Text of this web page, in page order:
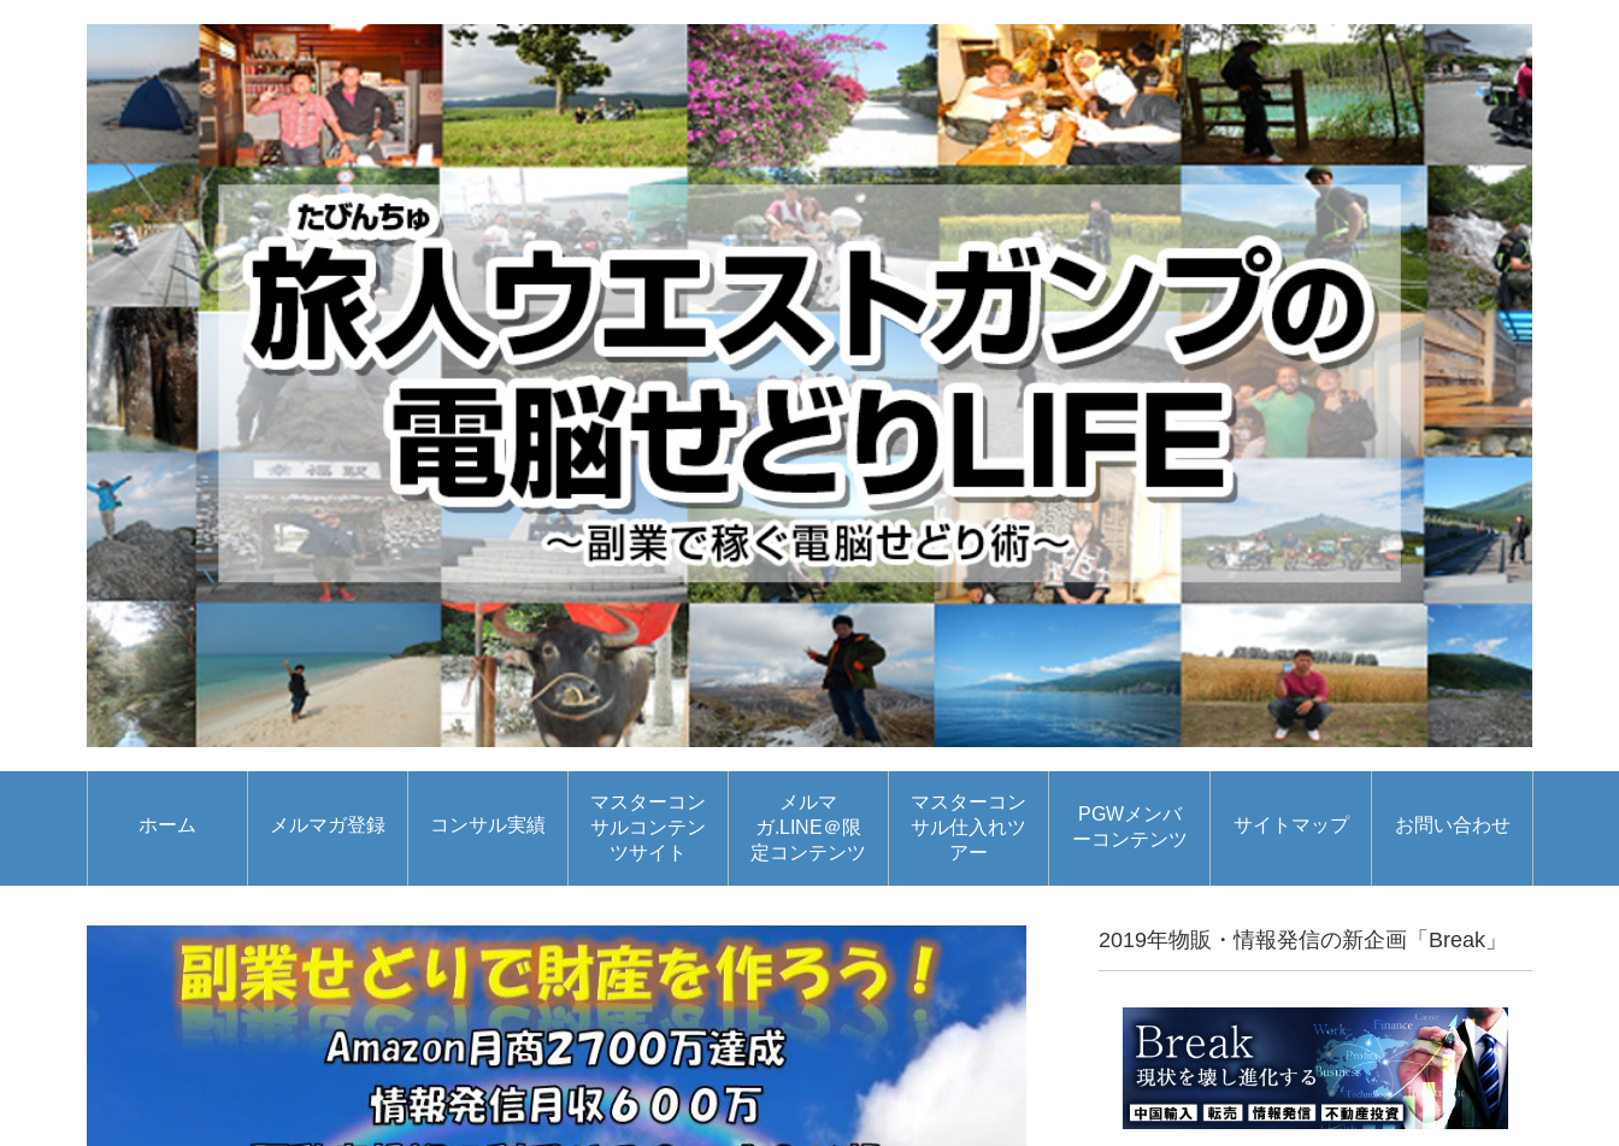
ホーム メルマガ登録 コンサル実績
マスターコン
サルコンテン
ツサイト
メルマ
ガ.LINE＠限
定コンテンツ
マスターコン
サル仕入れツ
アー
PGWメンバ
ーコンテンツ
サイトマップ お問い合わせ
2019年物販・情報発信の新企画「Break」